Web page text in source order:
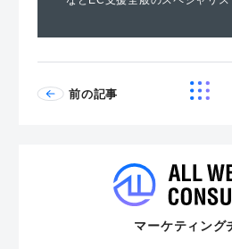
前の記事
マーケティング